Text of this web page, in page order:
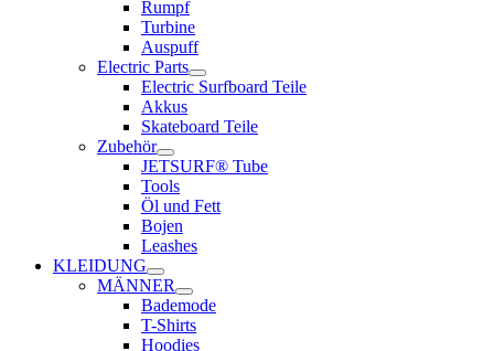
Rumpf
Turbine
Auspuff
Electric Parts
Electric Surfboard Teile
Akkus
Skateboard Teile
Zubehör
JETSURF® Tube
Tools
Öl und Fett
Bojen
Leashes
KLEIDUNG
MÄNNER
Bademode
T-Shirts
Hoodies